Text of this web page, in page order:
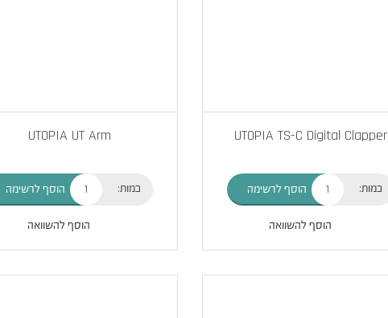
UTOPIA TS-C Digital Clapper
כמות: הוסף לרשימה
הוסף להשוואה
UTOPIA UT Arm
כמות: הוסף לרשימה
הוסף להשוואה